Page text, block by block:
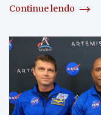
Continue lendo